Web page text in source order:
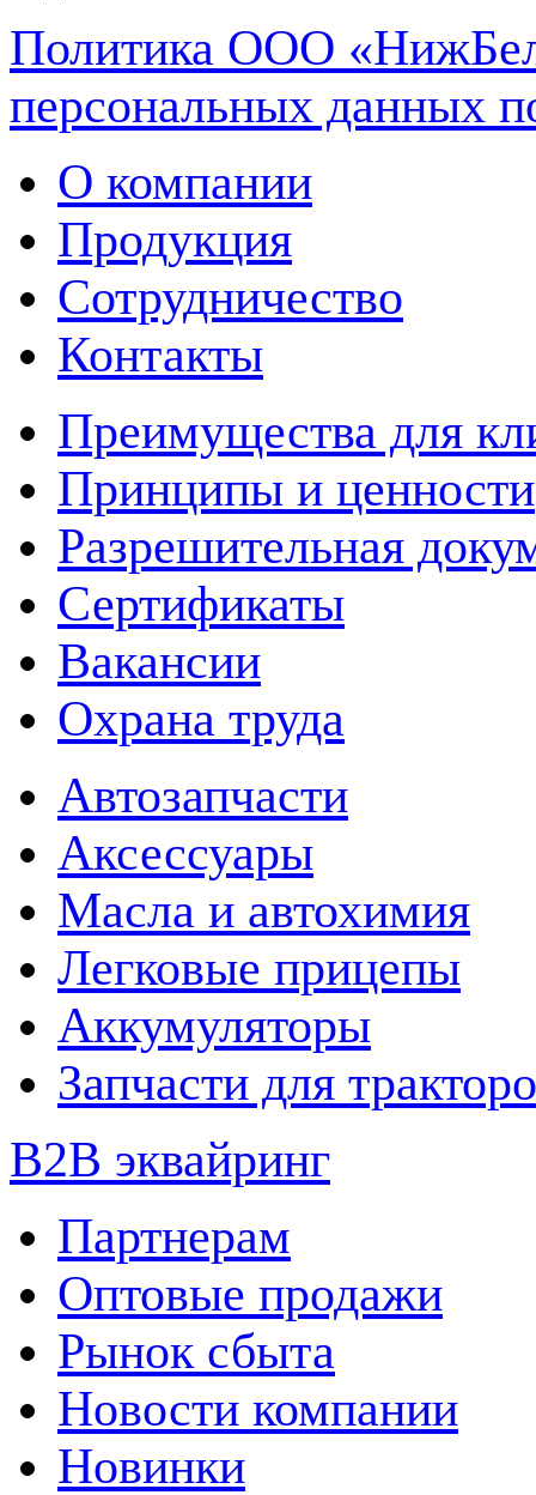
Политика ООО
персональных данных
О компании
Продукция
Сотрудничество
Контакты
Преимущества для
Принципы и ценности
Разрешительная
Сертификаты
Вакансии
Охрана труда
Автозапчасти
Аксессуары
Масла и автохимия
Легковые прицепы
Аккумуляторы
Запчасти для
B2B эквайринг
Партнерам
Оптовые продажи
Рынок сбыта
Новости компании
Новинки